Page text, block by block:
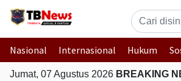
Nasional Internasional Hukum
Jumat, 07 Agustus 2026 BREAKING